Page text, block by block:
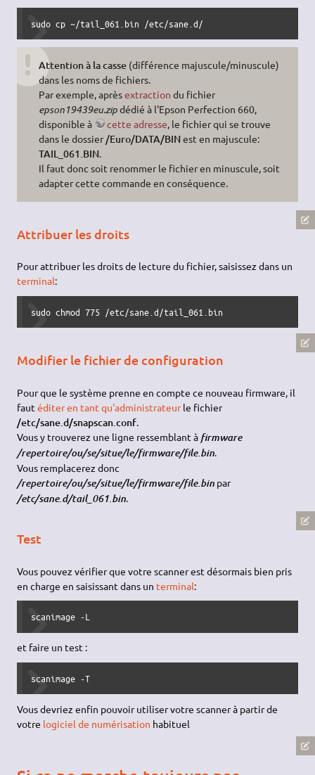
sudo cp ~/tail_061.bin /etc/sane.d/
Attention à la casse(différence majuscule/minuscule)
dans les noms de fichiers.
Par exemple, aprèsextraction du fichier
epson19439eu.zipdédié à l'Epson Perfection 660,
disponible à
cette adresse, le fichier qui se trouve
dans le dossier/Euro/DATA/BINest en majuscule:
TAIL_061.BIN.
Il faut donc soit renommer le fichier en minuscule, soit
adapter cette commande en conséquence.
Attribuer les droits
Pour attribuer les droits de lecture du fichier, saisissez dans un
terminal:
sudo chmod 775 /etc/sane.d/tail_061.bin
Modifier le fichier de configuration
Pour que le système prenne en compte ce nouveau firmware, il
fautéditer en tant qu'administrateurle fichier
/etc/sane.d/snapscan.conf.
Vous y trouverez une ligne ressemblant à firmware
/repertoire/ou/se/situe/le/firmware/file.bin.
Vous remplacerez donc
/repertoire/ou/se/situe/le/firmware/file.bin par
/etc/sane.d/tail_061.bin.
Test
Vous pouvez vérifier que votre scanner est désormais bien pris
en charge en saisissant dans un terminal:
scanimage -L
et faire un test :
scanimage -T
Vous devriez enfin pouvoir utiliser votre scanner à partir de
votre logiciel de numérisation habituel